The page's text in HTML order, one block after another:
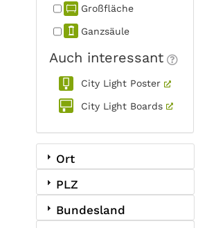
Großfläche
Ganzsäule
Auch interessant
City Light Poster
City Light Boards
Ort
PLZ
Bundesland